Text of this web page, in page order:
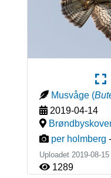
Musvåge (
2019-04-14
per holmberg -
Uploadet 2019-08-
1289